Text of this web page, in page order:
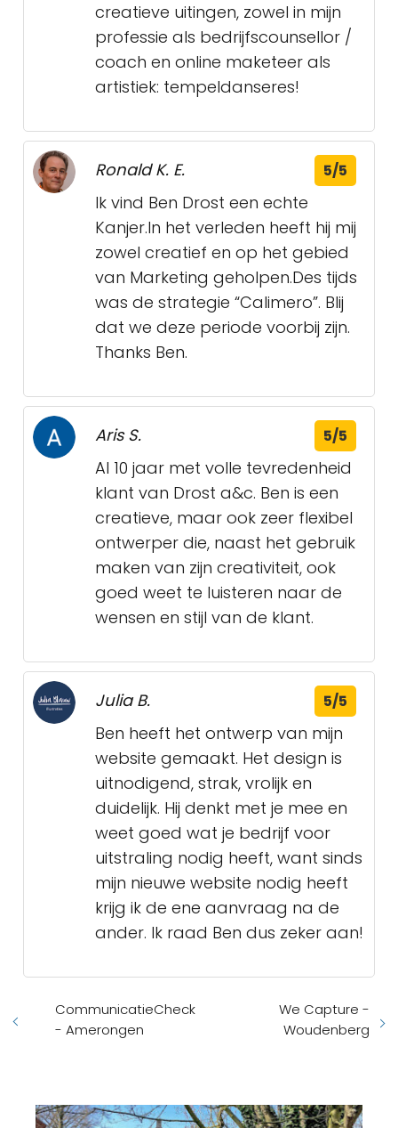
creatieve uitingen, zowel in mijn
professie als bedrijfscounsellor /
coach en online maketeer als
artistiek: tempeldanseres!
Ronald K. E. 5/5
Ik vind Ben Drost een echte
Kanjer.In het verleden heeft hij mij
zowel creatief en op het gebied
van Marketing geholpen.Des tijds
was de strategie “Calimero”. Blij
dat we deze periode voorbij zijn.
Thanks Ben.
Aris S. 5/5
Al 10 jaar met volle tevredenheid
klant van Drost a&c. Ben is een
creatieve, maar ook zeer flexibel
ontwerper die, naast het gebruik
maken van zijn creativiteit, ook
goed weet te luisteren naar de
wensen en stijl van de klant.
Julia B. 5/5
Ben heeft het ontwerp van mijn
website gemaakt. Het design is
uitnodigend, strak, vrolijk en
duidelijk. Hij denkt met je mee en
weet goed wat je bedrijf voor
uitstraling nodig heeft, want sinds
mijn nieuwe website nodig heeft
krijg ik de ene aanvraag na de
ander. Ik raad Ben dus zeker aan!
CommunicatieCheck
- Amerongen
We Capture -
Woudenberg